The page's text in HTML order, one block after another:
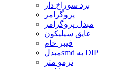
برد سوراخ دار
پروگرامر
مبدل پروگرامر
عایق سیلیکون
فیبر خام
مبدلsmd به DIP
ترمو متر